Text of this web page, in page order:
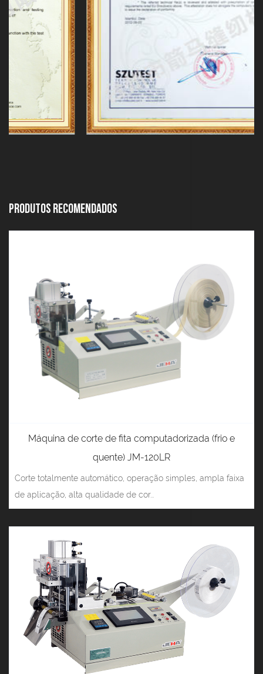
produtos recomendados
Máquina de corte de fita computadorizada (frio e
quente) JM-120LR
Corte totalmente automático, operação simples, ampla faixa
de aplicação, alta qualidade de cor...